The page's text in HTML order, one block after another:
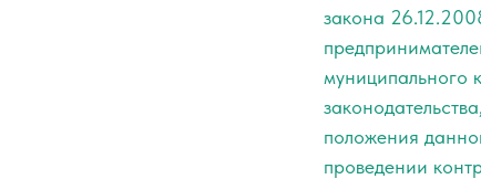
закона
муниципального
положения
проведении